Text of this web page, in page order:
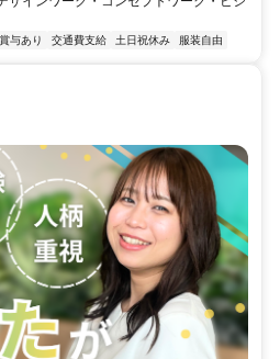
賞与あり 交通費支給 土日祝休み 服装自由